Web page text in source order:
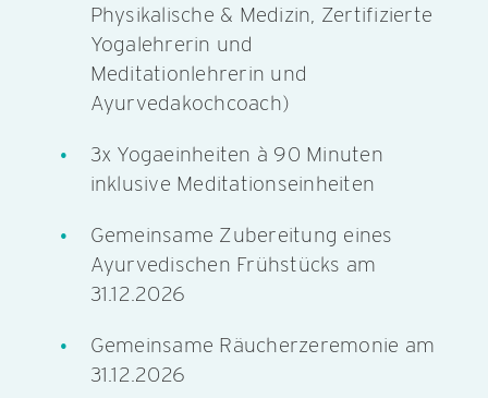
Physikalische & Medizin, Zertifizierte
Yogalehrerin und
Meditationlehrerin und
Ayurvedakochcoach)
3x Yogaeinheiten à 90 Minuten
inklusive Meditationseinheiten
Gemeinsame Zubereitung eines
Ayurvedischen Frühstücks am
31.12.2026
Gemeinsame Räucherzeremonie am
31.12.2026